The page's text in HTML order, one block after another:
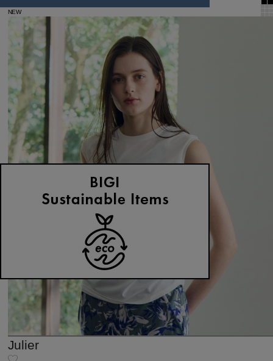
NEW
Julier